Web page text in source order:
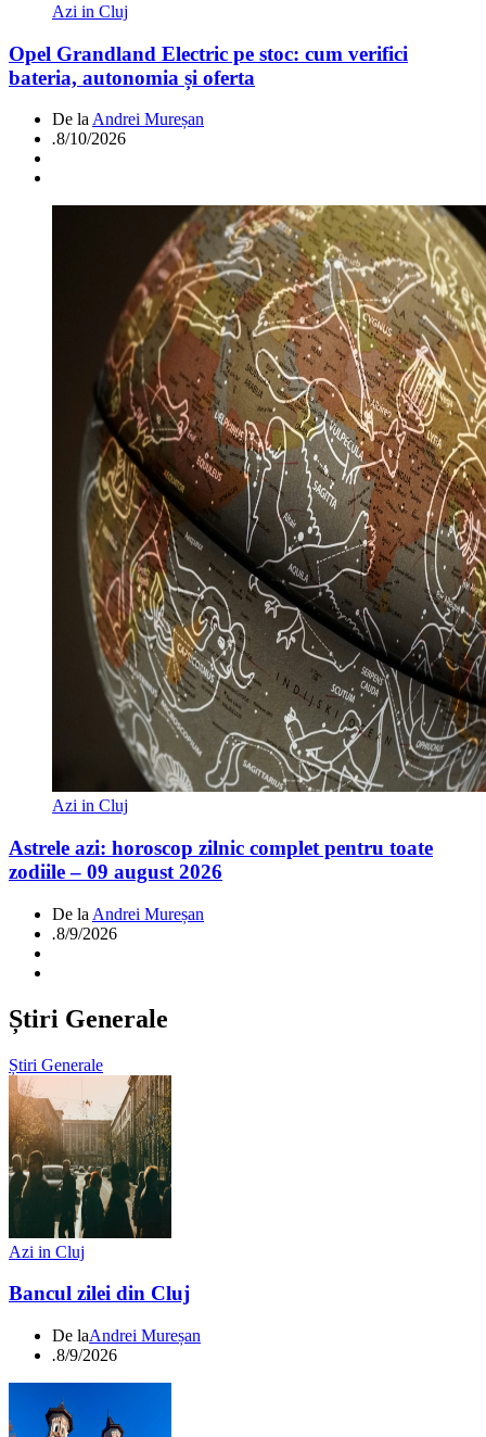
Azi in Cluj
Opel Grandland Electric pe stoc: cum verifici
bateria, autonomia și oferta
De laAndrei Mureșan
.8/10/2026
Azi in Cluj
Astrele azi: horoscop zilnic complet pentru toate
zodiile – 09 august 2026
De la Andrei Mureșan
.8/9/2026
Știri Generale
Știri Generale
Azi in Cluj
Bancul zilei din Cluj
De laAndrei Mureșan
.8/9/2026